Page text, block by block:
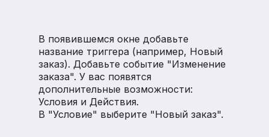
В появившемся окне добавьте
название триггера (например, Новый
заказ). Добавьте событие "Изменение
заказа". У вас появятся
дополнительные возможности:
Условия и Действия.
В "Условие" выберите "Новый заказ".